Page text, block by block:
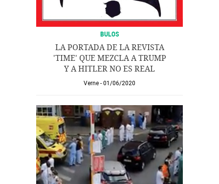
BULOS
LA PORTADA DE LA REVISTA
'TIME' QUE MEZCLA A TRUMP
Y A HITLER NO ES REAL
Verne 01/06/2020